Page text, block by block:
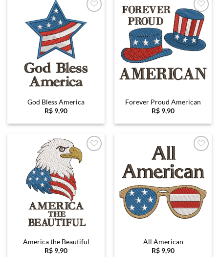
God Bless America
R$ 9,90
Favoritar
Forever Proud American
R$ 9,90
Favoritar
America the Beautiful
R$ 9,90
All American
R$ 9,90